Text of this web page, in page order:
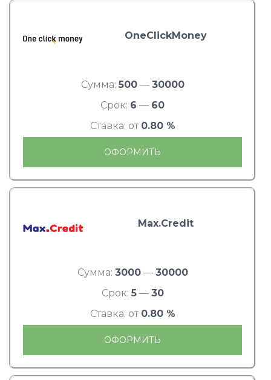
OneClickMoney
Сумма: 500— 30000
Срок: 6 — 60
Ставка: от 0.80 %
ОФОРМИТЬ
Max.Credit
Сумма: 3000— 30000
Срок: 5— 30
Ставка: от 0.80 %
ОФОРМИТЬ